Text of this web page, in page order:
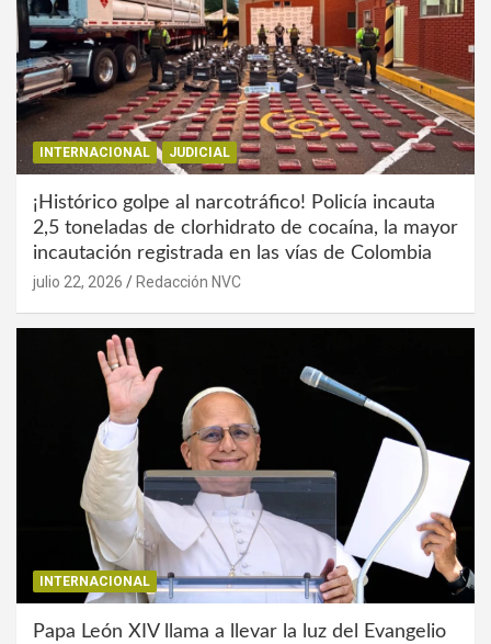
INTERNACIONAL JUDICIAL
¡Histórico golpe al narcotráfico! Policía incauta
2,5 toneladas de clorhidrato de cocaína, la mayor
incautación registrada en las vías de Colombia
julio 22, 2026 Redacción NVC
INTERNACIONAL
Papa León XIV llama a llevar la luz del Evangelio